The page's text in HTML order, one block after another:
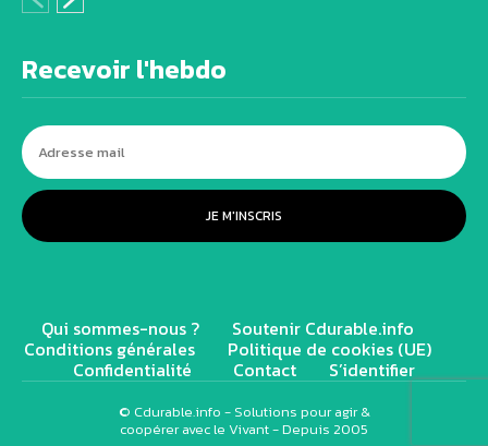
Recevoir l'hebdo
JE M'INSCRIS
Qui sommes-nous ? Soutenir Cdurable.info
Conditions générales Politique de cookies (UE)
Confidentialité Contact S’identifier
© Cdurable.info - Solutions pour agir &
coopérer avec le Vivant - Depuis 2005